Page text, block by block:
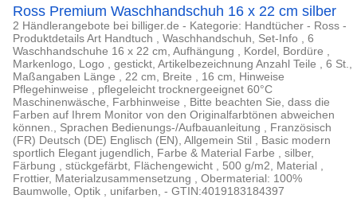
Ross Premium Waschhandschuh 16 x 22 cm silber
2 Händlerangebote bei billiger.de - Kategorie: Handtücher - Ross -
Produktdetails Art Handtuch , Waschhandschuh, Set-Info , 6
Waschhandschuhe 16 x 22 cm, Aufhängung , Kordel, Bordüre ,
Markenlogo, Logo , gestickt, Artikelbezeichnung Anzahl Teile , 6 St.,
Maßangaben Länge , 22 cm, Breite , 16 cm, Hinweise
Pflegehinweise , pflegeleicht trocknergeeignet 60°C
Maschinenwäsche, Farbhinweise , Bitte beachten Sie, dass die
Farben auf Ihrem Monitor von den Originalfarbtönen abweichen
können., Sprachen Bedienungs-/Aufbauanleitung , Französisch
(FR) Deutsch (DE) Englisch (EN), Allgemein Stil , Basic modern
sportlich Elegant jugendlich, Farbe & Material Farbe , silber,
Färbung , stückgefärbt, Flächengewicht , 500 g/m2, Material ,
Frottier, Materialzusammensetzung , Obermaterial: 100%
Baumwolle, Optik , unifarben, - GTIN:4019183184397